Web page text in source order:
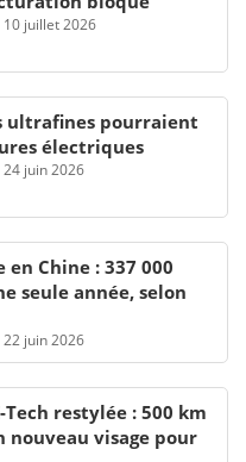
10 juillet 2026
ultrafines pourraient
électriques
24 juin 2026
Chine : 337 000
seule année, selon
22 juin 2026
Tech restylée : 500 km
nouveau visage pour